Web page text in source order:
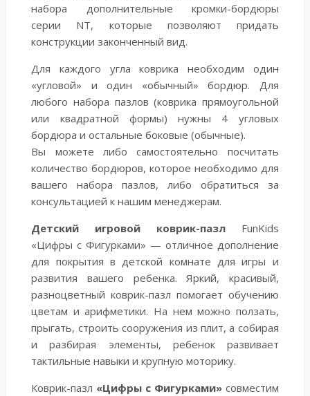
набора дополнительные кромки-бордюры
серии NT, которые позволяют придать
конструкции законченный вид.
Для каждого угла коврика необходим один
«угловой» и один «обычный» бордюр. Для
любого набора пазлов (коврика прямоугольной
или квадратной формы) нужны 4 угловых
бордюра и остальные боковые (обычные).
Вы можете либо самостоятельно посчитать
количество бордюров, которое необходимо для
вашего набора пазлов, либо обратиться за
консультацией к нашим менеджерам.
Детский игровой коврик-пазлFunKids
«Цифры с Фигурками» — отличное дополнение
для покрытия в детской комнате для игры и
развития вашего ребенка. Яркий, красивый,
разноцветный коврик-пазл помогает обучению
цветам и арифметики. На нем можно ползать,
прыгать, строить сооружения из плит, а собирая
и разбирая элементы, ребенок развивает
тактильные навыки и крупную моторику.
Коврик-пазл «Цифры с Фигурками»совместим